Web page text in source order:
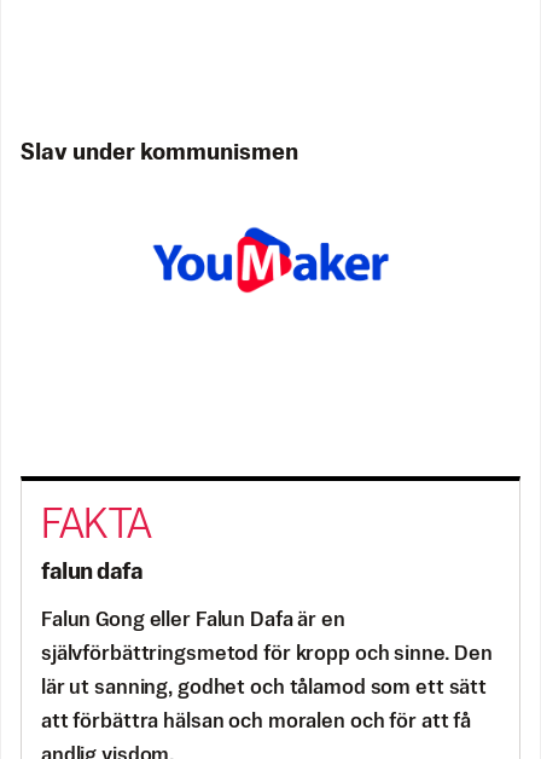
Slav under kommunismen
falun dafa
Falun Gong eller Falun Dafa är en
självförbättringsmetod för kropp och sinne. Den
lär ut sanning, godhet och tålamod som ett sätt
att förbättra hälsan och moralen och för att få